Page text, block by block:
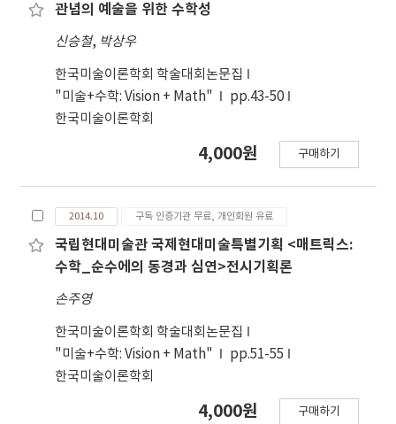
관념의 예술을 위한 수학성
신승철, 박상우
한국미술이론학회 학술대회논문집
"미술+수학: Vision + Math"
pp.43-50
한국미술이론학회
4,000원 구매하기
2014.10 구독 인증기관 무료, 개인회원 유료
국립현대미술관 국제현대미술특별기획 <매트릭스:
수학_순수에의 동경과 심연>전시기획론
손주영
한국미술이론학회 학술대회논문집
"미술+수학: Vision + Math"
pp.51-55
한국미술이론학회
4,000원 구매하기